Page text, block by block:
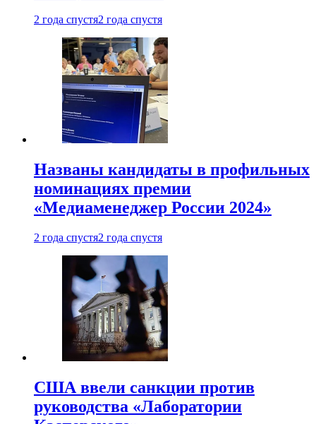
2 года спустя2 года спустя
Названы кандидаты в профильных
номинациях премии
«Медиаменеджер России 2024»
2 года спустя2 года спустя
США ввели санкции против
руководства «Лаборатории